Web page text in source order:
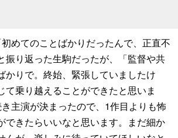
めてのことばかりだったんで、正直不
振り返った生駒だったが、「監督や共
かりで。終始、緊張していましたけ
て乗り越えることができたと思いま
主演が決まったので、1作目よりも怖
できたらいいなと思います。まだ細か